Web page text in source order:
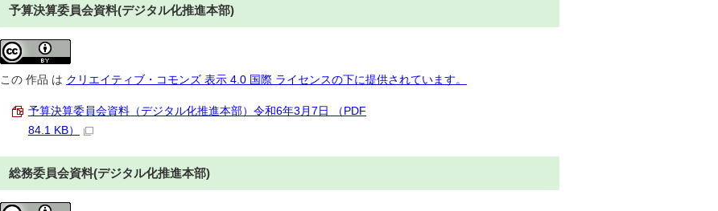
予算決算委員会資料(デジタル化推進本部)
この 作品 は クリエイティブ・コモンズ 表示 4.0 国際 ライセンスの下に提供されています。
予算決算委員会資料（デジタル化推進本部）令和6年3月7日 （PDF
84.1 KB）
総務委員会資料(デジタル化推進本部)